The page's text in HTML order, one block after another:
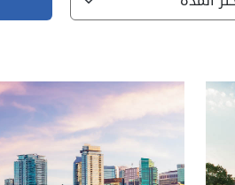
إندونيسيا
الأردن